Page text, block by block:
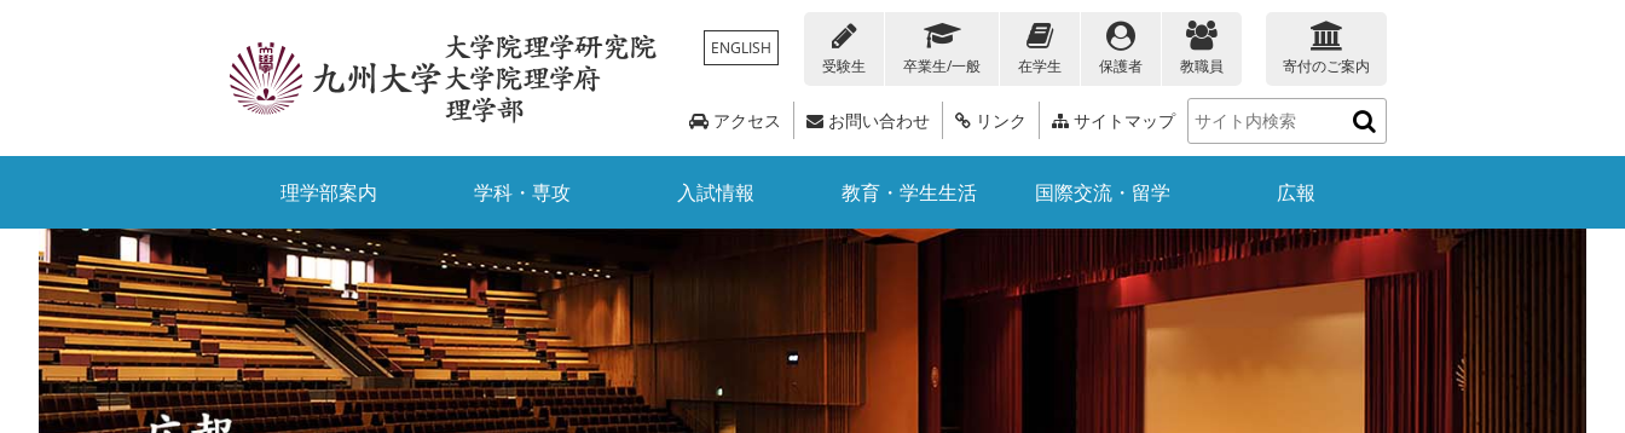
ENGLISH
受験生
卒業生/一般 在学生 保護者 教職員 寄付のご案内
アクセス お問い合わせ リンク サイトマップ
理学部案内
教員リスト
学科・専攻
物理学科 化学科 地球惑星科学科
入試情報
学部入試 大学院入試
教育・学生生活
授業・時間割 各種証明書・届出書類 経済支援・奨学金情報
国際交流・留学
九大生向け情報 外国人留学生向け情報 教職員向け情報
広報
トピックス 広報誌
受験生の方 卒業生/一般の方 保護者の方 教職員の方
理学部案内
学科・専攻